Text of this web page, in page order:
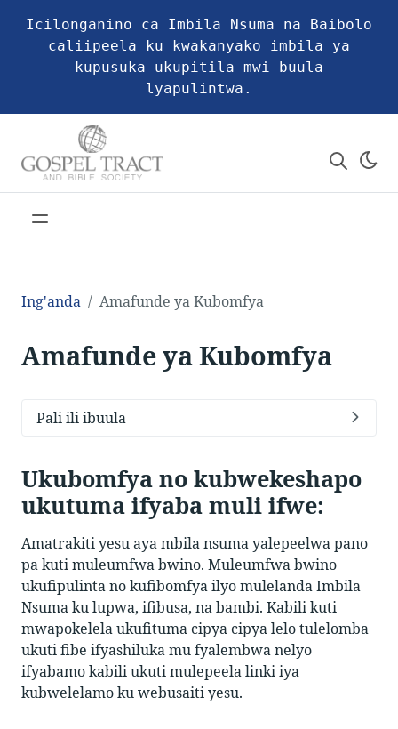
Icilonganino ca Imbila Nsuma na Baibolo
caliipeela ku kwakanyako imbila ya
kupusuka ukupitila mwi buula
lyapulintwa.
Ing'anda Amafunde ya Kubomfya
Amafunde ya Kubomfya
Pali ili ibuula
Ukubomfya no kubwekeshapo
ukutuma ifyaba muli ifwe:
Amatrakiti yesu aya mbila nsuma yalepeelwa pano
pa kuti muleumfwa bwino. Muleumfwa bwino
ukufipulinta no kufibomfya ilyo mulelanda Imbila
Nsuma ku lupwa, ifibusa, na bambi. Kabili kuti
mwapokelela ukufituma cipya cipya lelo tulelomba
ukuti fibe ifyashiluka mu fyalembwa nelyo
ifyabamo kabili ukuti mulepeela linki iya
kubwelelamo ku webusaiti yesu.